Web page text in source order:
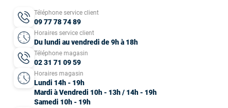
Téléphone service client
09 77 78 74 89
Horaires service client
Du lundi au vendredi de 9h à 18h
Téléphone magasin
02 31 71 09 59
Horaires magasin
Lundi 14h - 19h
Mardi à Vendredi 10h - 13h / 14h - 19h
Samedi 10h - 19h